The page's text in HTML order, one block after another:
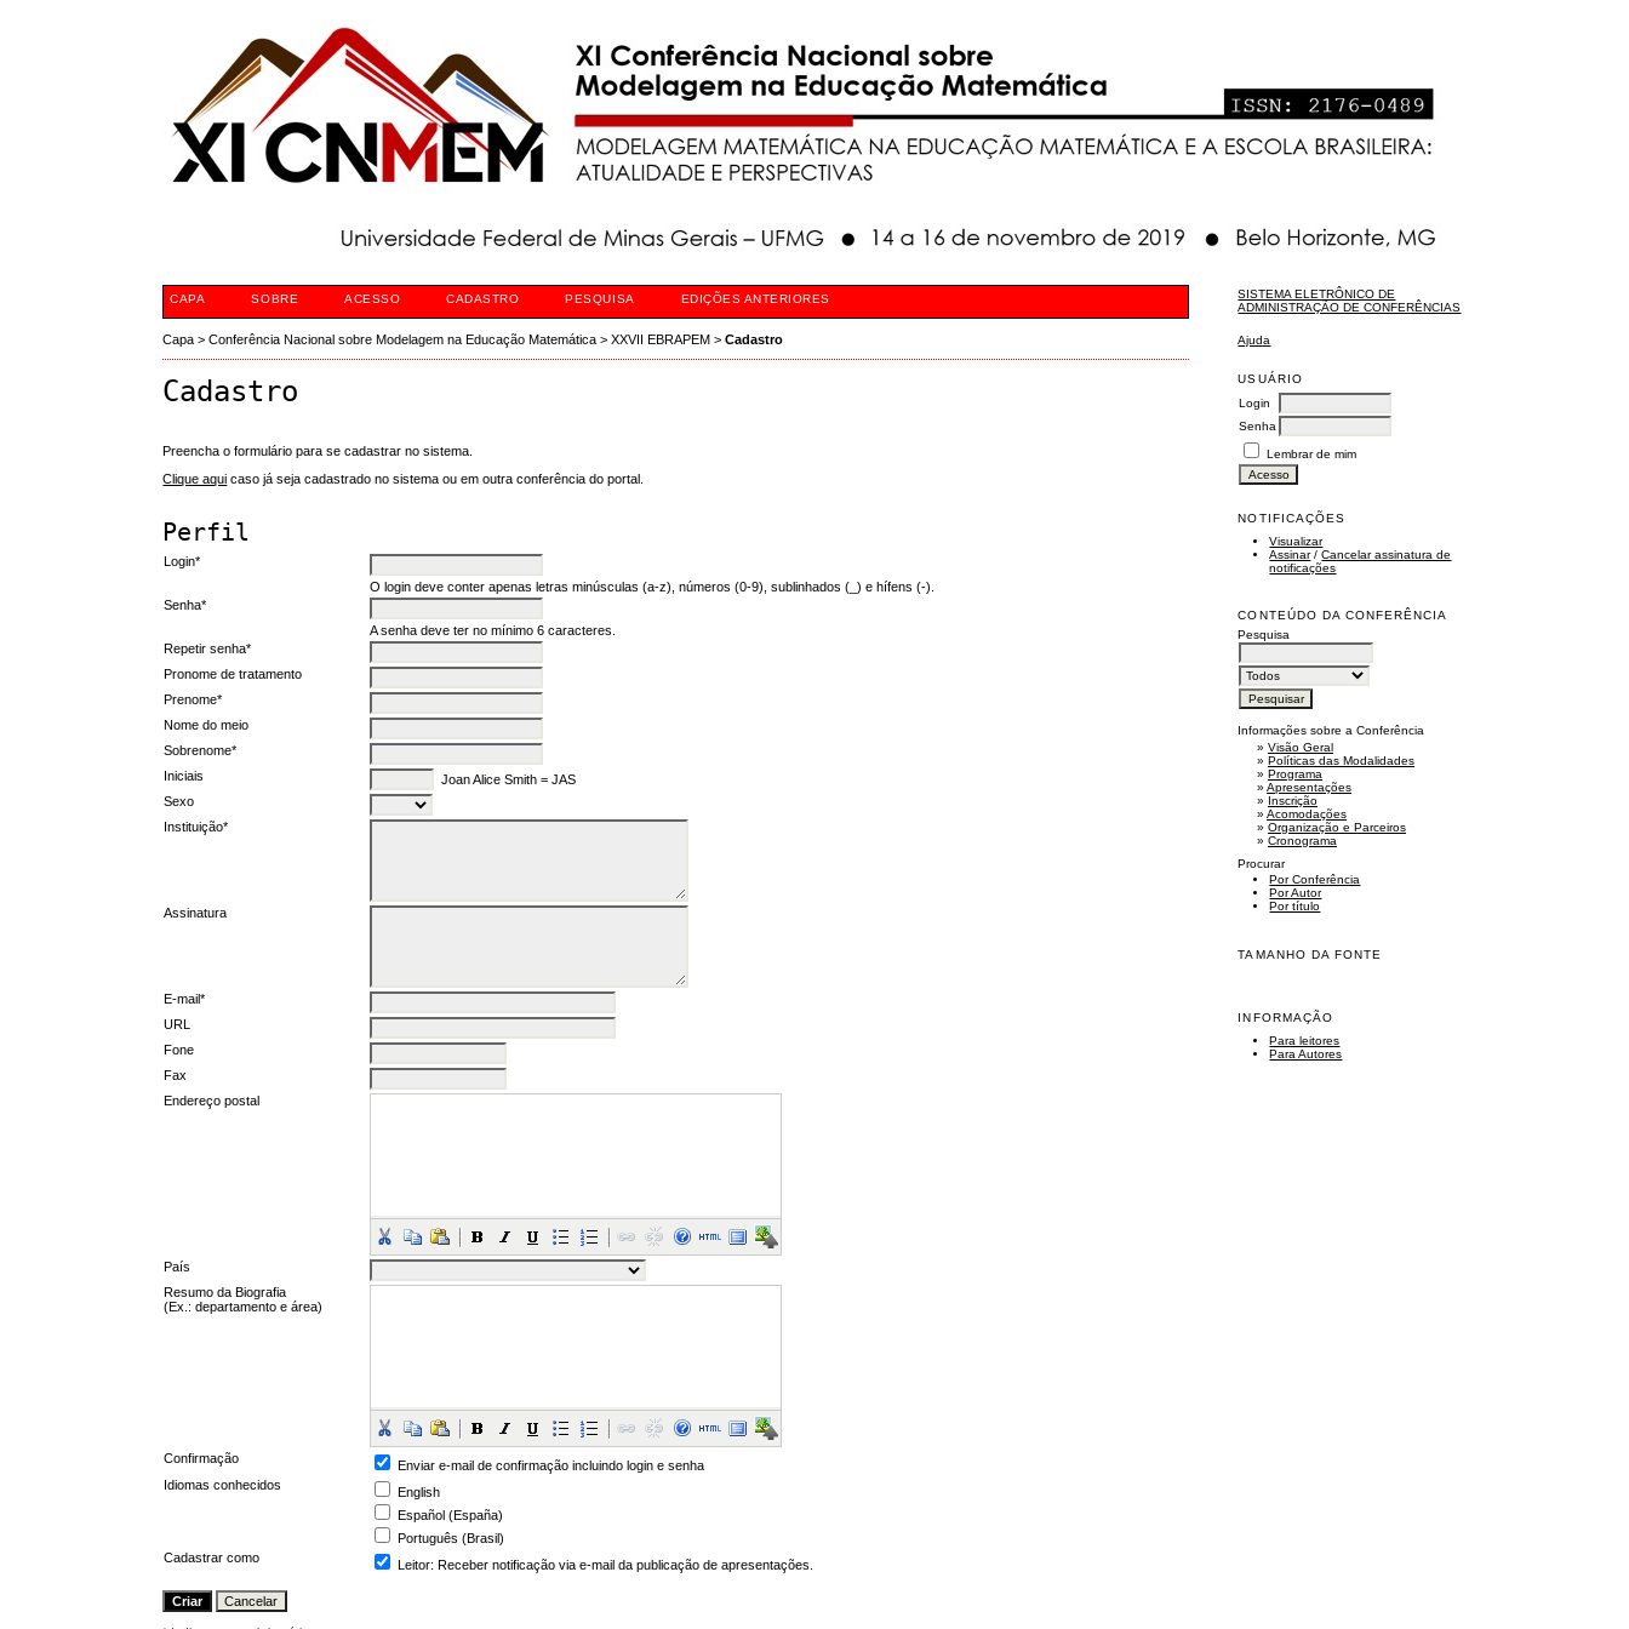
SISTEMA ELETRÔNICO DE
ADMINISTRAÇÃO DE CONFERÊNCIAS
Ajuda
USUÁRIO
Login
Senha
Lembrar de mim
NOTIFICAÇÕES
Visualizar
Assinar/Cancelar assinatura de
notificações
CONTEÚDO DA CONFERÊNCIA
Pesquisa
Informações sobre a Conferência
»Visão Geral
»Políticas das Modalidades
»Programa
»Apresentações
» Inscrição
»Acomodações
»Organização e Parceiros
»Cronograma
Procurar
Por Conferência
Por Autor
Por título
TAMANHO DA FONTE
INFORMAÇÃO
Para leitores
Para Autores
CAPA SOBRE ACESSO CADASTRO PESQUISA EDIÇÕES ANTERIORES
Capa >Conferência Nacional sobre Modelagem na Educação Matemática >XXVII EBRAPEM >Cadastro
Cadastro
Preencha o formulário para se cadastrar no sistema.
Clique aqui caso já seja cadastrado no sistema ou em outra conferência do portal.
Perfil
Login*
O login deve conter apenas letras minúsculas (a-z), números (0-9), sublinhados (_) e hífens (-).
Senha*
A senha deve ter no mínimo 6 caracteres.
Repetir senha*
Pronome de tratamento
Prenome*
Nome do meio
Sobrenome*
Iniciais
Joan Alice Smith = JAS
Sexo
Instituição*
Assinatura
E-mail*
URL
Fone
Fax
Endereço postal
País
Resumo da Biografia
(Ex.: departamento e área)
Confirmação
Enviar e-mail de confirmação incluindo login e senha
Idiomas conhecidos
English
Español (España)
Português (Brasil)
Cadastrar como
Leitor: Receber notificação via e-mail da publicação de apresentações.